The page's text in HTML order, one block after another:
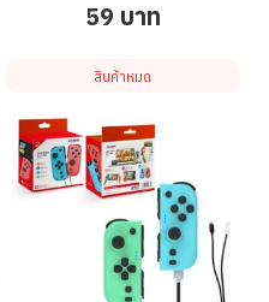
59 บาท
สินค้าหมด